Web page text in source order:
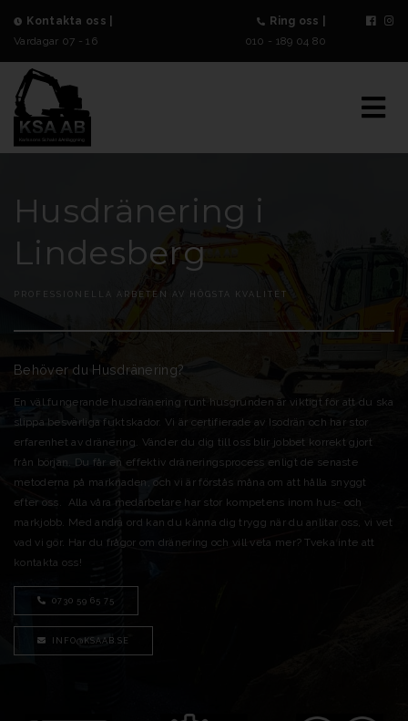
Kontakta oss |
Vardagar 07 - 16
Ring oss |
010 - 189 04 80
Husdränering i
Lindesberg
PROFESSIONELLA ARBETEN AV HÖGSTA KVALITÉT
Behöver du Husdränering?
En väl fungerande husdränering runt husgrunden är viktigt för att du ska
slippa besvärliga fuktskador. Vi är certifierade av Isodrän och har stor
erfarenhet av dränering. Vänder du dig till oss blir jobbet korrekt gjort
från början. Du får en effektiv dräneringsprocess enligt de senaste
metoderna på marknaden, och vi är förstås måna om att hålla snyggt
efter oss. Alla våra medarbetare har stor kompetens inom hus- och
markjobb. Med andra ord kan du känna dig trygg när du anlitar oss, vi vet
vad vi gör. Har du frågor om dränering och vill veta mer? Tveka inte att
kontakta oss!
0730 59 65 75
INFO@KSAAB.SE